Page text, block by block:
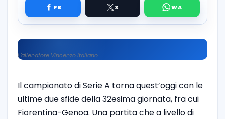
L’allenatore Vincenzo Italiano
Il campionato di Serie A torna quest’oggi con le
ultime due sfide della 32esima giornata, fra cui
Fiorentina-Genoa. Una partita che a livello di